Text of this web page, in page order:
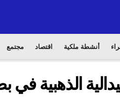
أنشطة ملكية اقتصاد مجتمع
الذهبية في